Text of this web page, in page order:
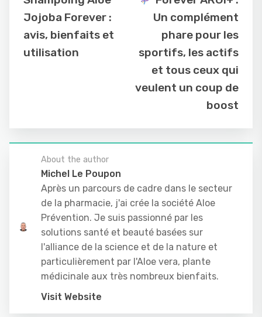
Jojoba Forever :
avis, bienfaits et
utilisation
Un complément
phare pour les
sportifs, les actifs
et tous ceux qui
veulent un coup de
boost
About the author
Michel Le Poupon
Après un parcours de cadre dans le secteur
de la pharmacie, j'ai crée la société Aloe
Prévention. Je suis passionné par les
solutions santé et beauté basées sur
l'alliance de la science et de la nature et
particulièrement par l'Aloe vera, plante
médicinale aux très nombreux bienfaits.
Visit Website